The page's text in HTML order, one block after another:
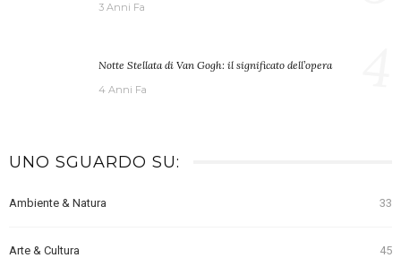
3 Anni Fa
Notte Stellata di Van Gogh: il significato dell’opera
4 Anni Fa
UNO SGUARDO SU:
Ambiente & Natura 33
Arte & Cultura 45